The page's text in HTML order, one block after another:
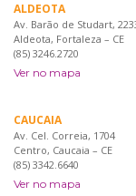
ALDEOTA
Av. Barão de Studart,
Aldeota, Fortaleza – CE
(85) 3246.2720
Ver no mapa
CAUCAIA
Av. Cel. Correia, 1704
Centro, Caucaia – CE
(85) 3342.6640
Ver no mapa